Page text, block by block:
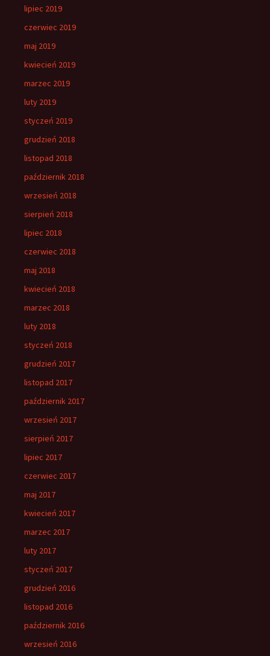
lipiec 2019
czerwiec 2019
maj 2019
kwiecień 2019
marzec 2019
luty 2019
styczeń 2019
grudzień 2018
listopad 2018
październik 2018
wrzesień 2018
sierpień 2018
lipiec 2018
czerwiec 2018
maj 2018
kwiecień 2018
marzec 2018
luty 2018
styczeń 2018
grudzień 2017
listopad 2017
październik 2017
wrzesień 2017
sierpień 2017
lipiec 2017
czerwiec 2017
maj 2017
kwiecień 2017
marzec 2017
luty 2017
styczeń 2017
grudzień 2016
listopad 2016
październik 2016
wrzesień 2016